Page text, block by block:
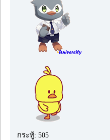
กระทู้: 505